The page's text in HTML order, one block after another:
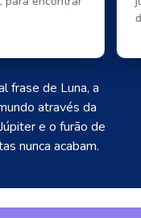
frase de Luna, a
através da
e o furão de
nunca acabam.